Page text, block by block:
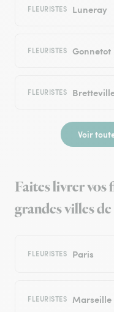
FLEURISTES Luneray
FLEURISTES Gonnetot
FLEURISTES
Voir
Faites livrer vos
grandes villes
FLEURISTES Paris
FLEURISTES Marseille